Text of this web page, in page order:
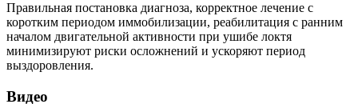
Правильная постановка диагноза, корректное лечение с
коротким периодом иммобилизации, реабилитация с ранним
началом двигательной активности при ушибе локтя
минимизируют риски осложнений и ускоряют период
выздоровления.
Видео